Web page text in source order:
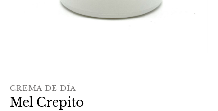
CREMA DE DÍA
Mel Crepito